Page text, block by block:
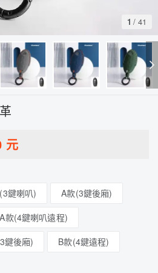
1 / 41
元
鍵喇叭)
A款(3鍵後廂)
A款(4鍵喇叭遠程)
鍵後廂) B款(4鍵遠程)